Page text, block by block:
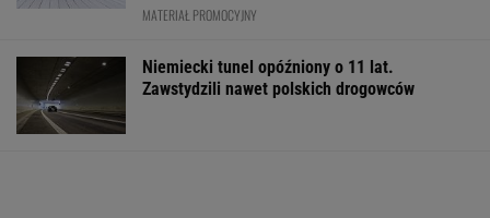
MATERIAŁ PROMOCYJNY
Niemiecki tunel opóźniony o 11 lat.
Zawstydzili nawet polskich drogowców